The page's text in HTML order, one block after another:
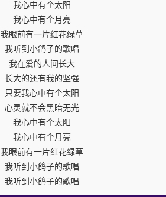
我心中有个太阳
我心中有个月亮
我眼前有一片红花绿草
我听到小鸽子的歌唱
我在爱的人间长大
长大的还有我的坚强
只要我心中有个太阳
心灵就不会黑暗无光
我心中有个太阳
我心中有个月亮
我眼前有一片红花绿草
我听到小鸽子的歌唱
我听到小鸽子的歌唱